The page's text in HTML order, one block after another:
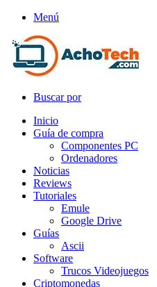
Menú
Buscar por
Inicio
Guía de compra
Componentes PC
Ordenadores
Noticias
Reviews
Tutoriales
Emule
Google Drive
Guías
Ascii
Software
Trucos Videojuegos
Criptomonedas